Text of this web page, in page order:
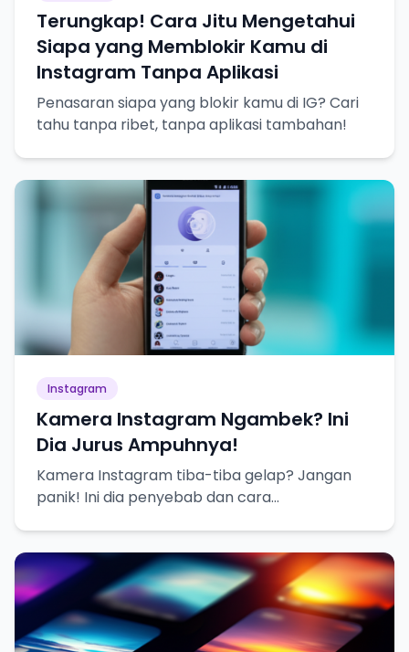
Terungkap! Cara Jitu Mengetahui
Siapa yang Memblokir Kamu di
Instagram Tanpa Aplikasi
Penasaran siapa yang blokir kamu di IG? Cari
tahu tanpa ribet, tanpa aplikasi tambahan!
Instagram
Kamera Instagram Ngambek? Ini
Dia Jurus Ampuhnya!
Kamera Instagram tiba-tiba gelap? Jangan
panik! Ini dia penyebab dan cara